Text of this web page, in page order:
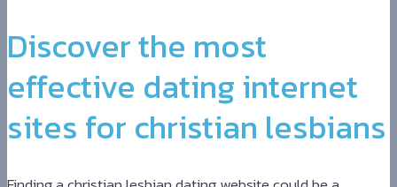
Discover the most
effective dating internet
sites for christian lesbians